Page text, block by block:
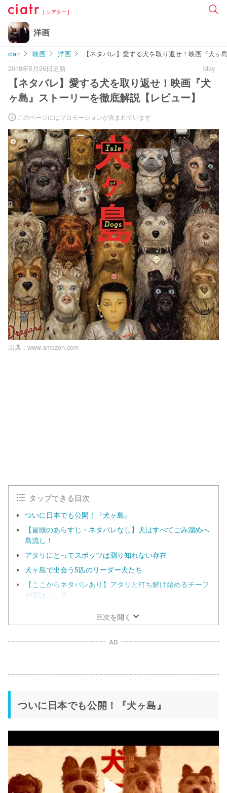
[ シアター ]
洋画
ciatr 映画 洋画
【ネタバレ】愛する犬を取り返せ！映画『犬
2018年5月26日更新
blay
【ネタバレ】愛する犬を取り返せ！映画『犬
ヶ島』ストーリーを徹底解説【レビュー】
このページにはプロモーションが含まれています
出典 : www.amazon.com
タップできる目次
ついに日本でも公開！『犬ヶ島』
【冒頭のあらすじ・ネタバレなし】犬はすべてごみ溜めへ
島流し！
アタリにとってスポッツは測り知れない存在
犬ヶ島で出会う5匹のリーダー犬たち
【ここからネタバレあり】アタリと打ち解け始めるチーフ
が実は……？
目次を開く
AD
ついに日本でも公開！『犬ヶ島』